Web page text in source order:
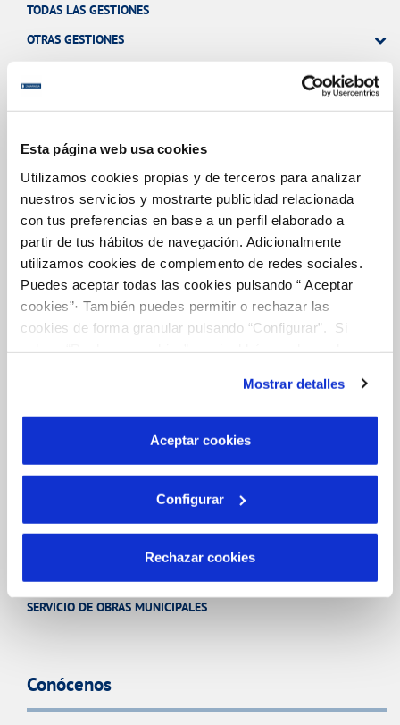
Esta página web usa cookies
Utilizamos cookies propias y de terceros para analizar
nuestros servicios y mostrarte publicidad relacionada
con tus preferencias en base a un perfil elaborado a
partir de tus hábitos de navegación. Adicionalmente
utilizamos cookies de complemento de redes sociales.
Puedes aceptar todas las cookies pulsando “ Aceptar
cookies”· También puedes permitir o rechazar las
cookies de forma granular pulsando “Configurar”. Si
son indispensables para que el sitio web funcione y que
por tanto no se pueden desactivar. Puedes consultar
más información en nuestraPolítica de Cookies
Mostrar detalles
Aceptar cookies
Configurar
Rechazar cookies
TODAS LAS GESTIONES
OTRAS GESTIONES
Tu Servicio
FACTURAS Y PRECIOS
ATENCIÓN AL CLIENTE
COMPROMISO DE SERVICIO
Tu Agua
SERVICIO DE OBRAS MUNICIPALES
Conócenos